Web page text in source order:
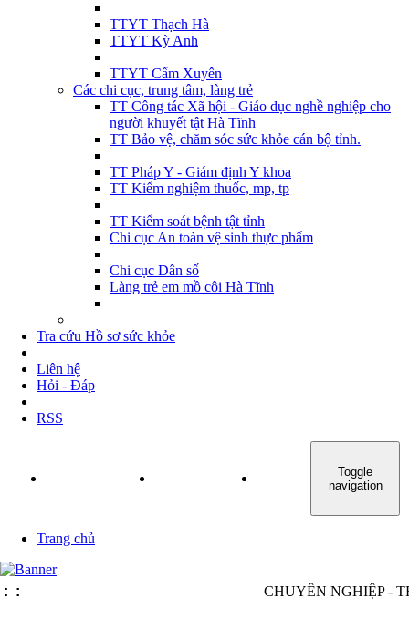
TTYT Thạch Hà
TTYT Kỳ Anh
TTYT Cẩm Xuyên
Các chi cục, trung tâm, làng trẻ
TT Công tác Xã hội - Giáo dục nghề nghiệp cho
người khuyết tật Hà Tĩnh
TT Bảo vệ, chăm sóc sức khỏe cán bộ tỉnh.
TT Pháp Y - Giám định Y khoa
TT Kiểm nghiệm thuốc, mp, tp
TT Kiểm soát bệnh tật tỉnh
Chi cục An toàn vệ sinh thực phẩm
Chi cục Dân số
Làng trẻ em mồ côi Hà Tĩnh
Tra cứu Hồ sơ sức khỏe
Liên hệ
Hỏi - Đáp
RSS
TIN TỨC - SỰ KIỆN
Toggle
navigation
Trang chủ
: : CHUYÊN NGHIỆP -